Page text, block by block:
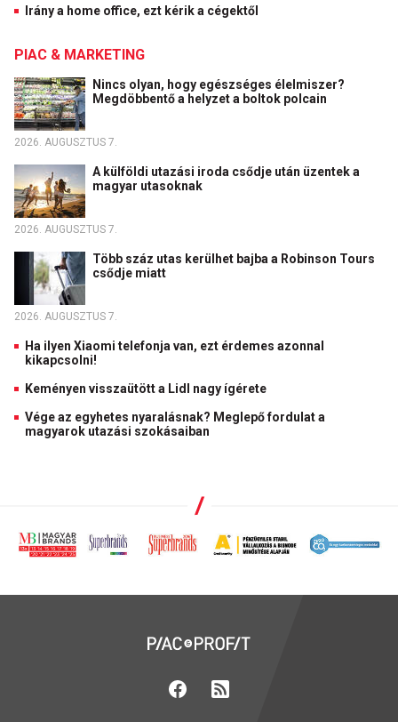
Irány a home office, ezt kérik a cégektől
PIAC & MARKETING
Nincs olyan, hogy egészséges élelmiszer?
Megdöbbentő a helyzet a boltok polcain
2026. AUGUSZTUS 7.
A külföldi utazási iroda csődje után üzentek a
magyar utasoknak
2026. AUGUSZTUS 7.
Több száz utas kerülhet bajba a Robinson Tours
csődje miatt
2026. AUGUSZTUS 7.
Ha ilyen Xiaomi telefonja van, ezt érdemes azonnal
kikapcsolni!
Keményen visszaütött a Lidl nagy ígérete
Vége az egyhetes nyaralásnak? Meglepő fordulat a
magyarok utazási szokásaiban